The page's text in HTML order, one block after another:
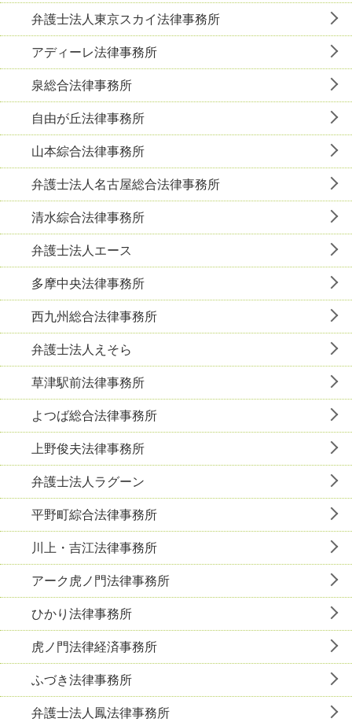
弁護士法人東京スカイ法律事務所
アディーレ法律事務所
泉総合法律事務所
自由が丘法律事務所
山本綜合法律事務所
弁護士法人名古屋総合法律事務所
清水綜合法律事務所
弁護士法人エース
多摩中央法律事務所
西九州総合法律事務所
弁護士法人えそら
草津駅前法律事務所
よつば総合法律事務所
上野俊夫法律事務所
弁護士法人ラグーン
平野町綜合法律事務所
川上・吉江法律事務所
アーク虎ノ門法律事務所
ひかり法律事務所
虎ノ門法律経済事務所
ふづき法律事務所
弁護士法人鳳法律事務所